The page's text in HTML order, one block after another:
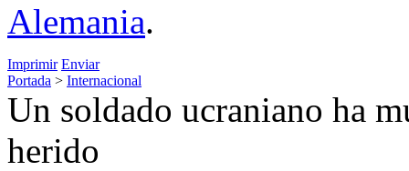
Alemania.
Imprimir Enviar
Portada > Internacional
Un soldado ucraniano ha
herido